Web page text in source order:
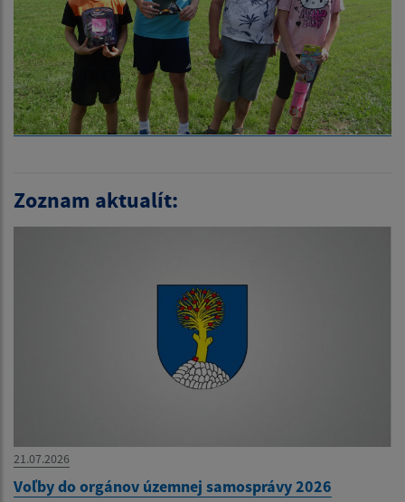
Zoznam aktualít:
21.07.2026
Voľby do orgánov územnej samosprávy 2026